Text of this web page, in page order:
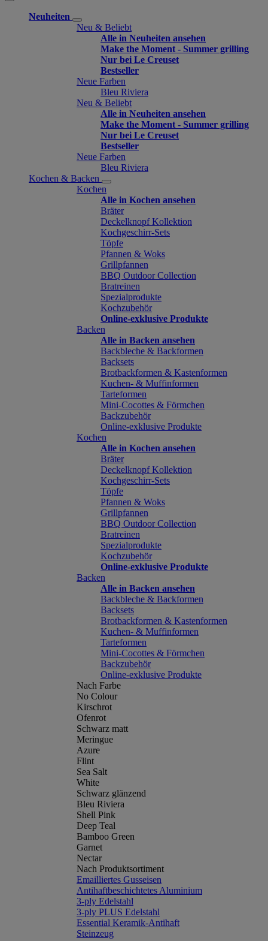
Neuheiten
Neu & Beliebt
Alle in Neuheiten ansehen
Make the Moment - Summer grilling
Nur bei Le Creuset
Bestseller
Neue Farben
Bleu Riviera
Neu & Beliebt
Alle in Neuheiten ansehen
Make the Moment - Summer grilling
Nur bei Le Creuset
Bestseller
Neue Farben
Bleu Riviera
Kochen & Backen
Kochen
Alle in Kochen ansehen
Bräter
Deckelknopf Kollektion
Kochgeschirr-Sets
Töpfe
Pfannen & Woks
Grillpfannen
BBQ Outdoor Collection
Bratreinen
Spezialprodukte
Kochzubehör
Online-exklusive Produkte
Backen
Alle in Backen ansehen
Backbleche & Backformen
Backsets
Brotbackformen & Kastenformen
Kuchen- & Muffinformen
Tarteformen
Mini-Cocottes & Förmchen
Backzubehör
Online-exklusive Produkte
Kochen
Alle in Kochen ansehen
Bräter
Deckelknopf Kollektion
Kochgeschirr-Sets
Töpfe
Pfannen & Woks
Grillpfannen
BBQ Outdoor Collection
Bratreinen
Spezialprodukte
Kochzubehör
Online-exklusive Produkte
Backen
Alle in Backen ansehen
Backbleche & Backformen
Backsets
Brotbackformen & Kastenformen
Kuchen- & Muffinformen
Tarteformen
Mini-Cocottes & Förmchen
Backzubehör
Online-exklusive Produkte
Nach Farbe
No Colour
Kirschrot
Ofenrot
Schwarz matt
Meringue
Azure
Flint
Sea Salt
White
Schwarz glänzend
Bleu Riviera
Shell Pink
Deep Teal
Bamboo Green
Garnet
Nectar
Nach Produktsortiment
Emailliertes Gusseisen
Antihaftbeschichtetes Aluminium
3-ply Edelstahl
3-ply PLUS Edelstahl
Essential Keramik-Antihaft
Steinzeug